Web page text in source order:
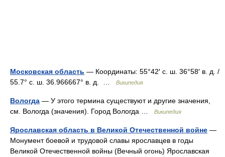
Московская область — Координаты: 55°42′ с. ш. 36°58′ в. д. /
55.7° с. ш. 36.966667° в. д. …
Википедия
Вологда — У этого термина существуют и другие значения,
см. Вологда (значения). Город Вологда …
Википедия
Ярославская область в Великой Отечественной войне —
Монумент боевой и трудовой славы ярославцев в годы
Великой Отечественной войны (Вечный огонь) Ярославская